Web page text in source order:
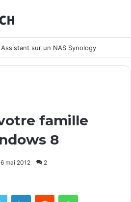
sur un NAS Synology
famille
8
mai 2012 2